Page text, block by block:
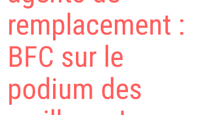
remplacement :
BFC sur le
podium des